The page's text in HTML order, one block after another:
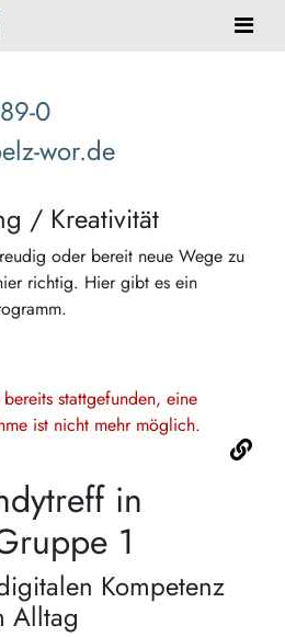
0
wor.de
/ Kreativität
oder bereit neue Wege zu
richtig. Hier gibt es ein
stattgefunden, eine
ist nicht mehr möglich.
in
1
Kompetenz
Alltag